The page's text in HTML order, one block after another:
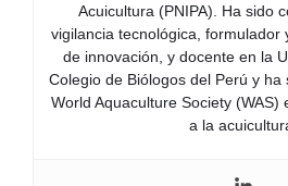
Acuicultura (PNIPA). Ha sido
vigilancia tecnológica, formulador
de innovación, y docente en la
Colegio de Biólogos del Perú y ha
World Aquaculture Society (WAS)
a la